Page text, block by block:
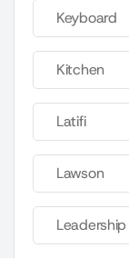
Keyboard
Kitchen
Latifi
Lawson
Leadership